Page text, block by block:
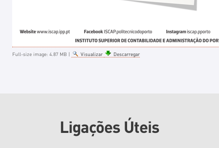
Full-size image: 4.87 MB | Visualizar Descarregar
Ligações Úteis